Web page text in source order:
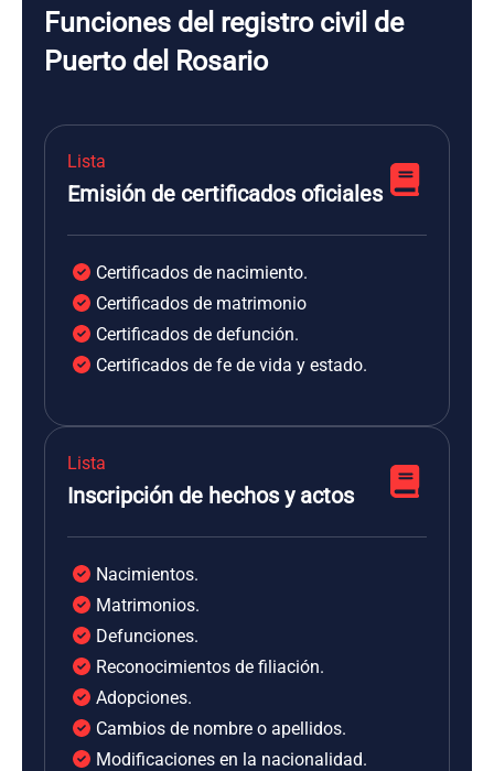
Funciones del registro civil de
Puerto del Rosario
Lista
Emisión de certificados oficiales
Certificados de nacimiento.
Certificados de matrimonio
Certificados de defunción.
Certificados de fe de vida y estado.
Lista
Inscripción de hechos y actos
Nacimientos.
Matrimonios.
Defunciones.
Reconocimientos de filiación.
Adopciones.
Cambios de nombre o apellidos.
Modificaciones en la nacionalidad.